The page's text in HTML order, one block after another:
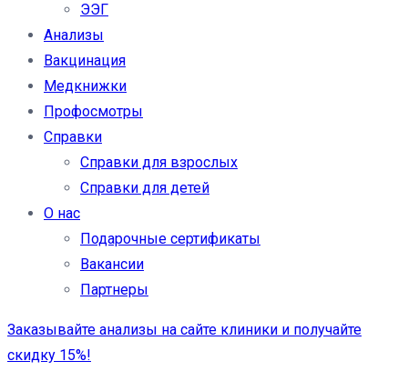
ЭЭГ
Анализы
Вакцинация
Медкнижки
Профосмотры
Справки
Справки для взрослых
Справки для детей
О нас
Подарочные сертификаты
Вакансии
Партнеры
Заказывайте анализы на сайте клиники и получайте
скидку 15%!